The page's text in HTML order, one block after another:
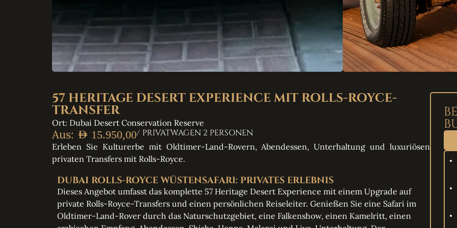
57 HERITAGE DESERT EXPERIENCE MIT ROLLS-ROYCE-
TRANSFER
Ort: Dubai Desert Conservation Reserve
Aus: AED 15.950,00/ PRIVATWAGEN 2 PERSONEN
Erleben Sie Kulturerbe mit Oldtimer-Land-Rovern, Abendessen, Unterhaltung und luxuriösen
privaten Transfers mit Rolls-Royce.
DUBAI ROLLS-ROYCE WÜSTENSAFARI: PRIVATES ERLEBNIS
Dieses Angebot umfasst das komplette 57 Heritage Desert Experience mit einem Upgrade auf
private Rolls-Royce-Transfers und einen persönlichen Reiseleiter. Genießen Sie eine Safari im
Oldtimer-Land-Rover durch das Naturschutzgebiet, eine Falkenshow, einen Kamelritt, einen